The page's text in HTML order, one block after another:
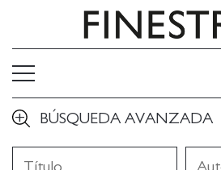
BÚSQUEDA AVANZADA